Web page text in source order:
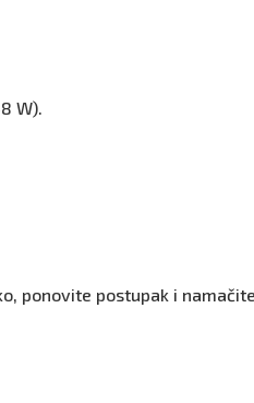
W).
ponovite postupak i